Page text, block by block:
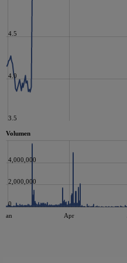
3.5
4.0
4.5
Volumen
Jan Apr
0
2,000,000
4,000,000